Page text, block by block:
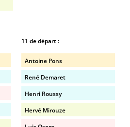
11 de départ :
Antoine Pons
René Demaret
Henri Roussy
Hervé Mirouze